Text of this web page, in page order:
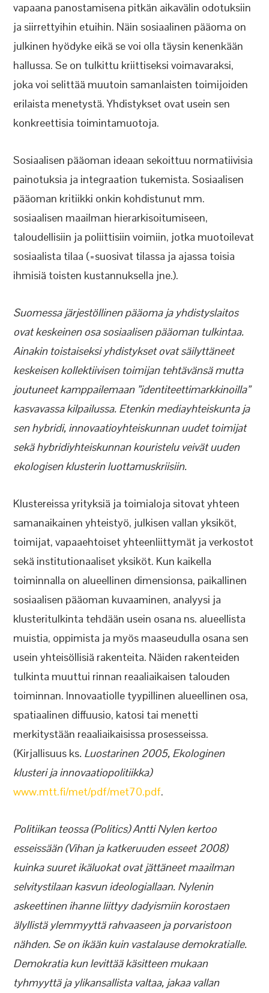
vapaana panostamisena pitkän aikavälin odotuksiin
ja siirrettyihin etuihin. Näin sosiaalinen pääoma on
julkinen hyödyke eikä se voi olla täysin kenenkään
hallussa. Se on tulkittu kriittiseksi voimavaraksi,
joka voi selittää muutoin samanlaisten toimijoiden
erilaista menetystä. Yhdistykset ovat usein sen
konkreettisia toimintamuotoja.
Sosiaalisen pääoman ideaan sekoittuu normatiivisia
painotuksia ja integraation tukemista. Sosiaalisen
pääoman kritiikki onkin kohdistunut mm.
sosiaalisen maailman hierarkisoitumiseen,
taloudellisiin ja poliittisiin voimiin, jotka muotoilevat
sosiaalista tilaa (=suosivat tilassa ja ajassa toisia
ihmisiä toisten kustannuksella jne.).
Suomessa järjestöllinen pääoma ja yhdistyslaitos
ovat keskeinen osa sosiaalisen pääoman tulkintaa.
Ainakin toistaiseksi yhdistykset ovat säilyttäneet
keskeisen kollektiivisen toimijan tehtävänsä mutta
joutuneet kamppailemaan ”identiteettimarkkinoilla”
kasvavassa kilpailussa. Etenkin mediayhteiskunta ja
sen hybridi, innovaatioyhteiskunnan uudet toimijat
sekä hybridiyhteiskunnan kouristelu veivät uuden
ekologisen klusterin luottamuskriisiin.
Klustereissa yrityksiä ja toimialoja sitovat yhteen
samanaikainen yhteistyö, julkisen vallan yksiköt,
toimijat, vapaaehtoiset yhteenliittymät ja verkostot
sekä institutionaaliset yksiköt. Kun kaikella
toiminnalla on alueellinen dimensionsa, paikallinen
sosiaalisen pääoman kuvaaminen, analyysi ja
klusteritulkinta tehdään usein osana ns. alueellista
muistia, oppimista ja myös maaseudulla osana sen
usein yhteisöllisiä rakenteita. Näiden rakenteiden
tulkinta muuttui rinnan reaaliaikaisen talouden
toiminnan. Innovaatiolle tyypillinen alueellinen osa,
spatiaalinen diffuusio, katosi tai menetti
merkitystään reaaliaikaisissa prosesseissa.
(Kirjallisuus ks. Luostarinen 2005, Ekologinen
klusteri ja innovaatiopolitiikka)
www.mtt.fi/met/pdf/met70.pdf.
Politiikan teossa (Politics) Antti Nylen kertoo
esseissään (Vihan ja katkeruuden esseet 2008)
kuinka suuret ikäluokat ovat jättäneet maailman
selvitystilaan kasvun ideologiallaan. Nylenin
askeettinen ihanne liittyy dadyismiin korostaen
älyllistä ylemmyyttä rahvaaseen ja porvaristoon
nähden. Se on ikään kuin vastalause demokratialle.
Demokratia kun levittää käsitteen mukaan
tyhmyyttä ja ylikansallista valtaa, jakaa vallan